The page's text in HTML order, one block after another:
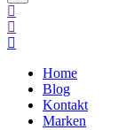
Home
Blog
Kontakt
Marken